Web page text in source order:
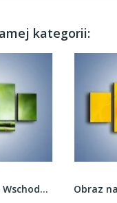
kategorii:
Obraz na płótnie – Wschodni świat roślin –...